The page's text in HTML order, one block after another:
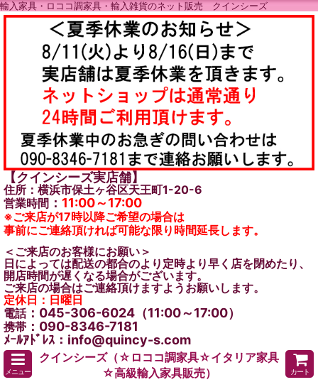
輸入家具・ロココ調家具・輸入雑貨のネット販売 クインシーズ
【クインシーズ実店舗】
住所：横浜市保土ヶ谷区天王町1-20-6
営業時間 ： 11:00～17:00
※ご来店が17時以降ご希望の場合は
事前にご連絡頂ければ可能な限り時間延長します。
＜ご来店のお客様にお願い＞
日によっては配送の都合のより定時より早く店を閉めたり、
開店時間が遅くなる場合がございます。
ご来店の場合はご連絡頂けますようお願いします。
定休日：日曜日
電話：045-306-6024（11:00～17:00）
携帯 ：090-8346-7181
ﾒｰﾙｱﾄﾞﾚｽ：info@quincy-s.com
メニュー
クインシーズ（☆ロココ調家具☆イタリア家具
☆高級輸入家具販売）
カート